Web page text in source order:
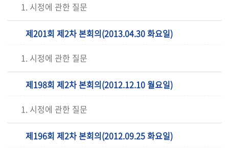
1. 시정에 관한 질문
제201회 제2차 본회의(2013.04.30 화요일)
1. 시정에 관한 질문
제198회 제2차 본회의(2012.12.10 월요일)
1. 시정에 관한 질문
제196회 제2차 본회의(2012.09.25 화요일)